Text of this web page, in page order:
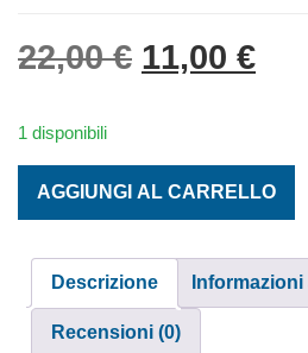
22,00€ Il prezzo
11,00 €Il
1 disponibili
AGGIUNGI AL CARRELLO
Descrizione
Recensioni (0)